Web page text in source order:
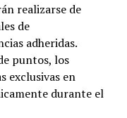
realizarse de
de
adheridas.
puntos, los
exclusivas en
durante el